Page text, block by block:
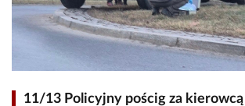
11/13 Policyjny pościg za kierowcą